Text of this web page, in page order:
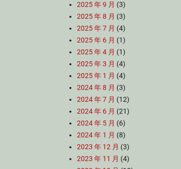
2025 年 9 月 (3)
2025 年 8 月 (3)
2025 年 7 月 (4)
2025 年 6 月 (1)
2025 年 4 月 (1)
2025 年 3 月 (4)
2025 年 1 月 (4)
2024 年 8 月 (3)
2024 年 7 月 (12)
2024 年 6 月 (21)
2024 年 5 月 (6)
2024 年 1 月 (8)
2023 年 12 月 (3)
2023 年 11 月 (4)